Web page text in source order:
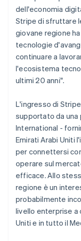
dell'economia
Stripe di sfruttare
giovane regione
tecnologie
continuare a
l'ecosistema
ultimi 20 anni".
L'ingresso di
supportato da
International -
Emirati Arabi Uniti
per connettersi
operare sul
efficace. Allo
regione è un
probabilmente
livello enterprise a
Uniti e in tutto il
Gibilterra
English
English
India
English
Irlanda
English
Lettonia
English
Liechtenstein
DeutschEnglish
Lituania
English
Lussemburgo
FrançaisDeutsch
Malaysia
English简体中文
Malta
English